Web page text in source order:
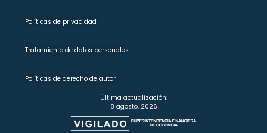
Políticas de privacidad
Tratamiento de datos personales
Políticas de derecho de autor
Última actualización:
8 agosto, 2026